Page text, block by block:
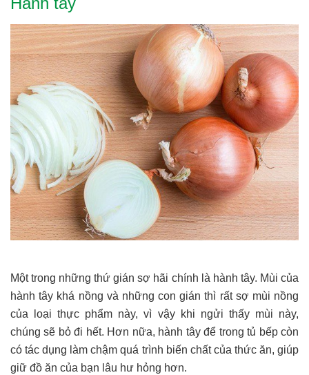
Một trong những thứ gián sợ hãi chính là hành tây. Mùi của
hành tây khá nồng và những con gián thì rất sợ mùi nồng
của loại thực phẩm này, vì vậy khi ngửi thấy mùi này,
chúng sẽ bỏ đi hết. Hơn nữa, hành tây để trong tủ bếp còn
có tác dụng làm chậm quá trình biến chất của thức ăn, giúp
giữ đồ ăn của bạn lâu hư hỏng hơn.